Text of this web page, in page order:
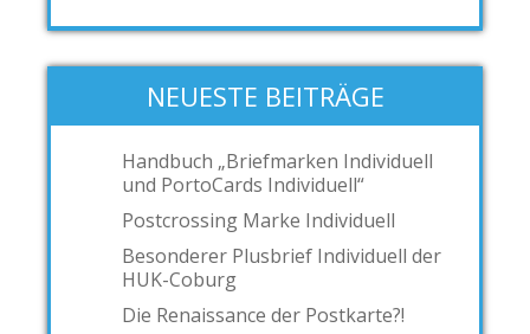
NEUESTE BEITRÄGE
Handbuch „Briefmarken Individuell
und PortoCards Individuell“
Postcrossing Marke Individuell
Besonderer Plusbrief Individuell der
HUK-Coburg
Die Renaissance der Postkarte?!